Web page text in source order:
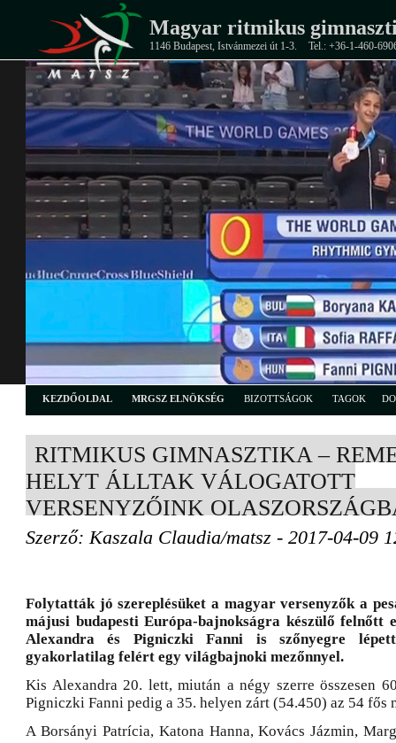
Magyar ritmikus
1146 Budapest, Istvánmezei út 1-3. Tel.: +36-1-460-
KEZDŐOLDAL MRGSZ ELNÖKSÉG BIZOTTSÁGOK TAGOK
RITMIKUS GIMNASZTIKA –
HELYT ÁLLTAK VÁLOGATOTT
VERSENYZŐINK
Szerző: Kaszala Claudia/matsz - 2017-04-09
Folytatták jó szereplésüket a magyar versenyzők a
májusi budapesti Európa-bajnokságra készülő felnőtt
Alexandra és Pigniczki Fanni is szőnyegre
gyakorlatilag felért egy világbajnoki mezőnnyel.
Kis Alexandra 20. lett, miután a négy szerre összesen
Pigniczki Fanni pedig a 35. helyen zárt (54.450) az 54 fős
A Borsányi Patrícia, Katona Hanna, Kovács Jázmin,